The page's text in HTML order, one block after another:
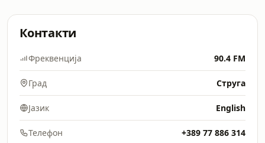
Контакти
Фреквенција 90.4 FM
Град Струга
Јазик English
Телефон +389 77 886 314